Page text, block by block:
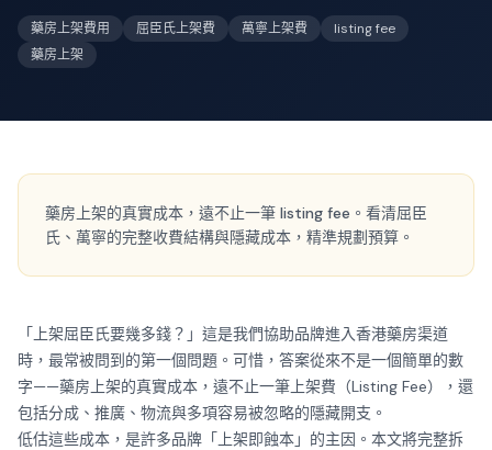
藥房上架費用 屈臣氏上架費 萬寧上架費
listing fee
藥房上架
藥房上架的真實成本，遠不止一筆 listing fee。看清屈臣
氏、萬寧的完整收費結構與隱藏成本，精準規劃預算。
「上架屈臣氏要幾多錢？」這是我們協助品牌進入香港藥房渠道
時，最常被問到的第一個問題。可惜，答案從來不是一個簡單的數
字——藥房上架的真實成本，遠不止一筆上架費（Listing Fee），還
包括分成、推廣、物流與多項容易被忽略的隱藏開支。
低估這些成本，是許多品牌「上架即蝕本」的主因。本文將完整拆